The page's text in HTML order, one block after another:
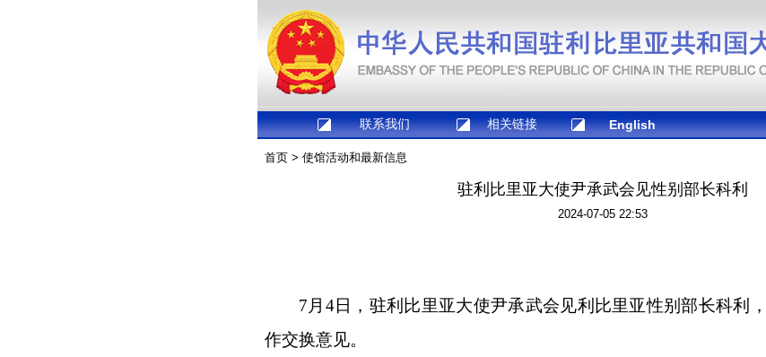
联系我们 相关链接 English
首页 > 使馆活动和最新信息
驻利比里亚大使尹承武会见性别部长科利
2024-07-05 22:53
7月4日，驻利比里亚大使尹承武会见利比里亚性别部长科利
作交换意见。